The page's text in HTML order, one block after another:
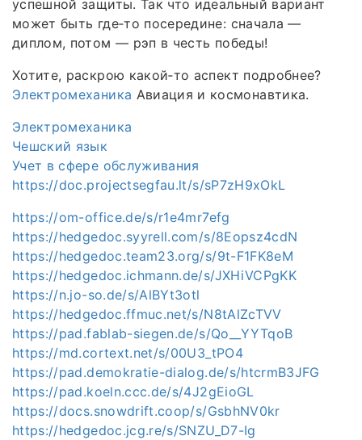
успешной защиты. Так что идеальный вариант
может быть где‑то посередине: сначала —
диплом, потом — рэп в честь победы!
Хотите, раскрою какой‑то аспект подробнее?
Электромеханика Авиация и космонавтика.
Электромеханика
Чешский язык
Учет в сфере обслуживания
https://doc.projectsegfau.lt/s/sP7zH9xOkL
https://om-office.de/s/r1e4mr7efg
https://hedgedoc.syyrell.com/s/8Eopsz4cdN
https://hedgedoc.team23.org/s/9t-F1FK8eM
https://hedgedoc.ichmann.de/s/JXHiVCPgKK
https://n.jo-so.de/s/AlBYt3otl
https://hedgedoc.ffmuc.net/s/N8tAlZcTVV
https://pad.fablab-siegen.de/s/Qo__YYTqoB
https://md.cortext.net/s/00U3_tPO4
https://pad.demokratie-dialog.de/s/htcrmB3JFG
https://pad.koeln.ccc.de/s/4J2gEioGL
https://docs.snowdrift.coop/s/GsbhNV0kr
https://hedgedoc.jcg.re/s/SNZU_D7-Ig